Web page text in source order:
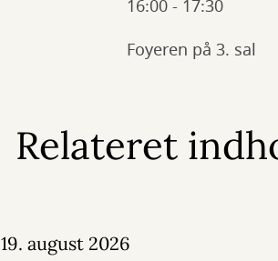
16:00 - 17:30
Foyeren på 3. sal
Relateret
19. august 2026